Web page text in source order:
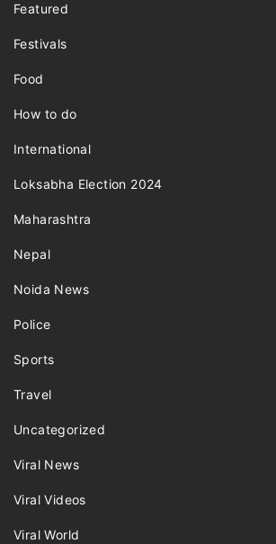
Featured
Festivals
Food
How to do
International
Loksabha Election 2024
Maharashtra
Nepal
Noida News
Police
Sports
Travel
Uncategorized
Viral News
Viral Videos
Viral World